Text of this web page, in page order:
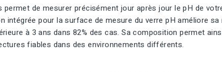
de mesurer précisément jour après jour le pH de
intégrée pour la surface de mesure du verre pH améliore sa
à 3 ans dans 82% des cas. Sa composition permet
fiables dans des environnements différents.